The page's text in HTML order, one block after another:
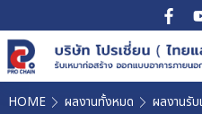
HOME ผลงานทั้งหมด
ผลงานรับ